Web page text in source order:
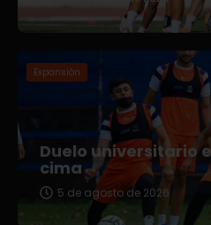
Expansión
Duelo universitario
cima
5 de agosto de 2026